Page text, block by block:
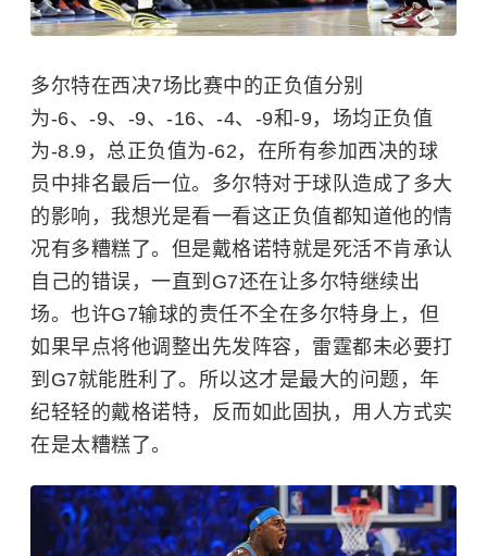
多尔特在西决7场比赛中的正负值分别
为-6、-9、-9、-16、-4、-9和-9，场均正负值
为-8.9，总正负值为-62，在所有参加西决的球
员中排名最后一位。多尔特对于球队造成了多大
的影响，我想光是看一看这正负值都知道他的情
况有多糟糕了。但是戴格诺特就是死活不肯承认
自己的错误，一直到G7还在让多尔特继续出
场。也许G7输球的责任不全在多尔特身上，但
如果早点将他调整出先发阵容，雷霆都未必要打
到G7就能胜利了。所以这才是最大的问题，年
纪轻轻的戴格诺特，反而如此固执，用人方式实
在是太糟糕了。